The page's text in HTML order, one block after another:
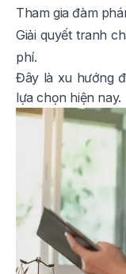
Tham gia đàm
Giải quyết tranh
phí.
Đây là xu hướng
lựa chọn hiện nay.